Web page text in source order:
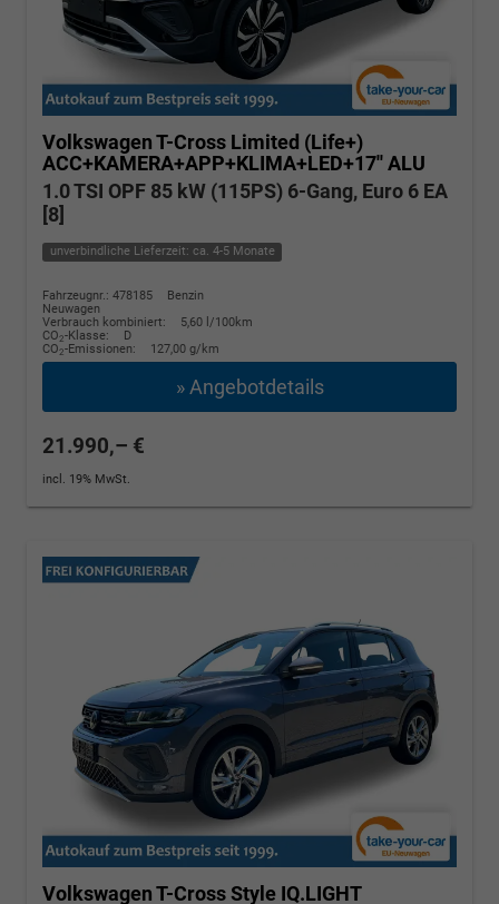
Volkswagen T-Cross Limited (Life+)
ACC+KAMERA+APP+KLIMA+LED+17'' ALU
1.0 TSI OPF 85 kW (115PS) 6-Gang, Euro 6 EA
[8]
unverbindliche Lieferzeit: ca. 4-5 Monate
Fahrzeugnr.: 478185
Benzin
Neuwagen
Verbrauch kombiniert:
5,60 l/100km
CO2-Klasse:
D
CO2-Emissionen: 127,00 g/km
» Angebotdetails
21.990,– €
incl. 19% MwSt.
Volkswagen T-CrossStyle IQ.LIGHT